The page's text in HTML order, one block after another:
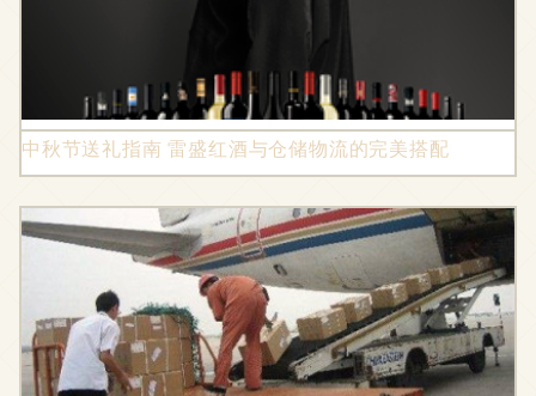
中秋节送礼指南 雷盛红酒与仓储物流的完美搭配